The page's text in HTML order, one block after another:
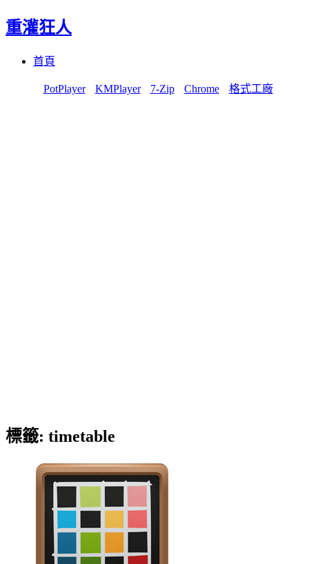
重灌狂人
首頁
PotPlayer KMPlayer 7-Zip Chrome 格式工廠
標籤: timetable